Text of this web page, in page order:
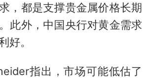
，都是支撑贵金属价格长期
此外，中国央行对黄金需求
好。
指出，市场可能低估了